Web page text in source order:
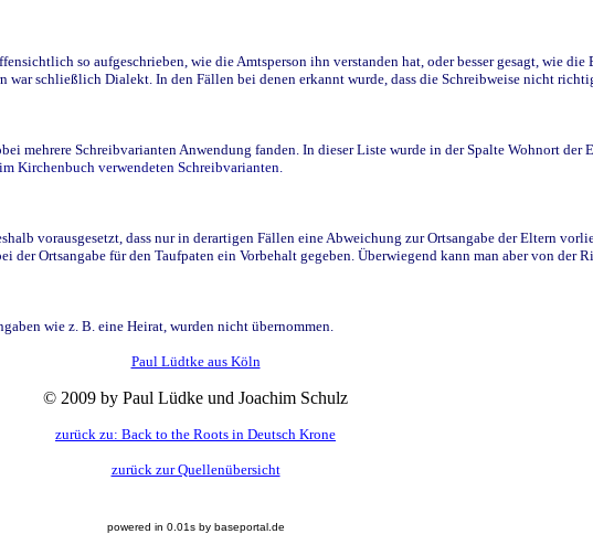
so aufgeschrieben, wie die Amtsperson ihn verstanden hat, oder besser gesagt, wie die
war schließlich Dialekt. In den Fällen bei denen erkannt wurde, dass die Schreibweise nicht
mehrere Schreibvarianten Anwendung fanden. In dieser Liste wurde in der Spalte Wohnort der
Kirchenbuch verwendeten Schreibvarianten.
vorausgesetzt, dass nur in derartigen Fällen eine Abweichung zur Ortsangabe der Eltern
Ortsangabe für den Taufpaten ein Vorbehalt gegeben. Überwiegend kann man aber von der
wie z. B. eine Heirat, wurden nicht übernommen.
Paul Lüdtke aus Köln
© 2009 by Paul Lüdke und Joachim Schulz
zurück zu: Back to the Roots in Deutsch Krone
zurück zur Quellenübersicht
powered in 0.01s by baseportal.de